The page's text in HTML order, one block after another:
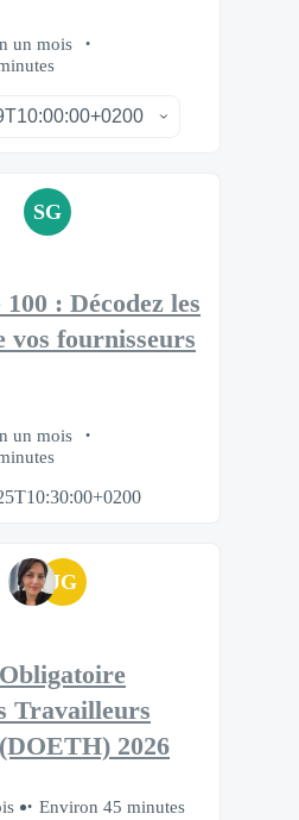
un mois
SG
: Décodez les
vos fournisseurs
un mois
JG
Travailleurs
2026
Environ 45 minutes